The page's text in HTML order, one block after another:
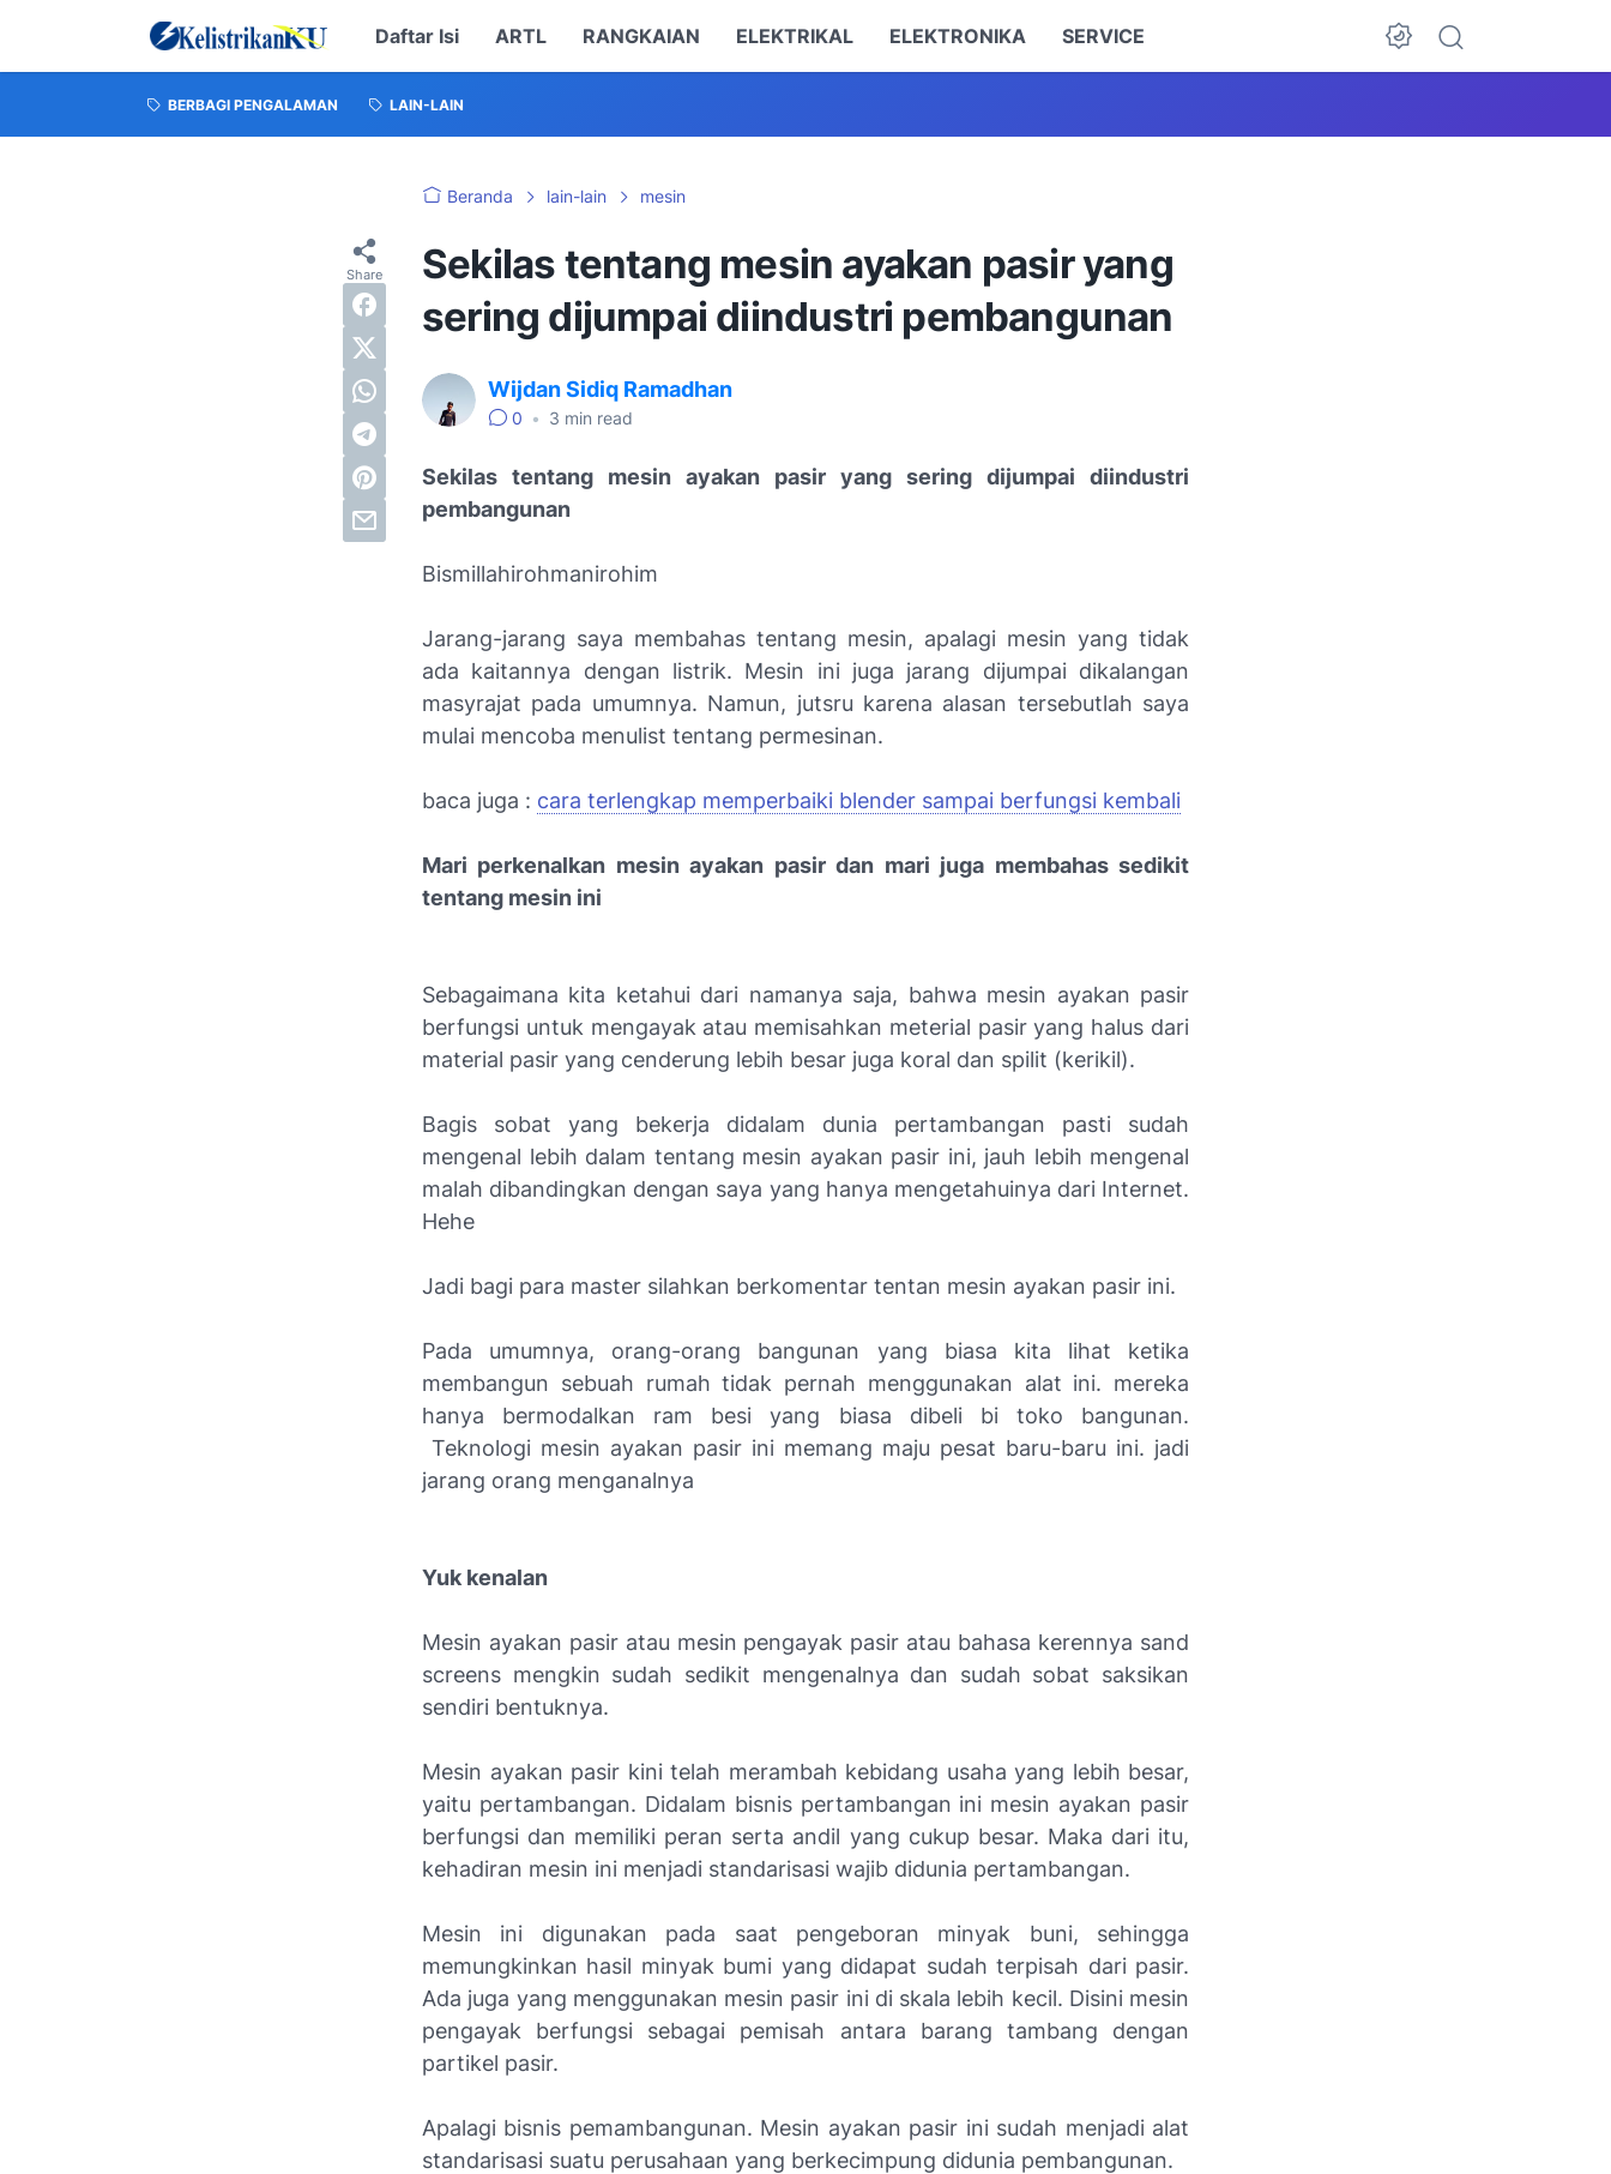
Daftar Isi ARTL RANGKAIAN ELEKTRIKAL ELEKTRONIKA SERVICE
BERBAGI PENGALAMAN LAIN-LAIN
Beranda lain-lain mesin
Sekilas tentang mesin ayakan pasir yang
sering dijumpai diindustri pembangunan
Wijdan Sidiq Ramadhan
0 • 3 min read
Sekilas tentang mesin ayakan pasir yang sering dijumpai diindustri
pembangunan
Bismillahirohmanirohim
Jarang-jarang saya membahas tentang mesin, apalagi mesin yang tidak
ada kaitannya dengan listrik. Mesin ini juga jarang dijumpai dikalangan
masyrajat pada umumnya. Namun, jutsru karena alasan tersebutlah saya
mulai mencoba menulist tentang permesinan.
baca juga : cara terlengkap memperbaiki blender sampai berfungsi kembali
Mari perkenalkan mesin ayakan pasir dan mari juga membahas sedikit
tentang mesin ini
Sebagaimana kita ketahui dari namanya saja, bahwa mesin ayakan pasir
berfungsi untuk mengayak atau memisahkan meterial pasir yang halus dari
material pasir yang cenderung lebih besar juga koral dan spilit (kerikil).
Bagis sobat yang bekerja didalam dunia pertambangan pasti sudah
mengenal lebih dalam tentang mesin ayakan pasir ini, jauh lebih mengenal
malah dibandingkan dengan saya yang hanya mengetahuinya dari Internet.
Hehe
Jadi bagi para master silahkan berkomentar tentan mesin ayakan pasir ini.
Pada umumnya, orang-orang bangunan yang biasa kita lihat ketika
membangun sebuah rumah tidak pernah menggunakan alat ini. mereka
hanya bermodalkan ram besi yang biasa dibeli bi toko bangunan.
Teknologi mesin ayakan pasir ini memang maju pesat baru-baru ini. jadi
jarang orang menganalnya
Yuk kenalan
Mesin ayakan pasir atau mesin pengayak pasir atau bahasa kerennya sand
screens mengkin sudah sedikit mengenalnya dan sudah sobat saksikan
sendiri bentuknya.
Mesin ayakan pasir kini telah merambah kebidang usaha yang lebih besar,
yaitu pertambangan. Didalam bisnis pertambangan ini mesin ayakan pasir
berfungsi dan memiliki peran serta andil yang cukup besar. Maka dari itu,
kehadiran mesin ini menjadi standarisasi wajib didunia pertambangan.
Mesin ini digunakan pada saat pengeboran minyak buni, sehingga
memungkinkan hasil minyak bumi yang didapat sudah terpisah dari pasir.
Ada juga yang menggunakan mesin pasir ini di skala lebih kecil. Disini mesin
pengayak berfungsi sebagai pemisah antara barang tambang dengan
partikel pasir.
Apalagi bisnis pemambangunan. Mesin ayakan pasir ini sudah menjadi alat
standarisasi suatu perusahaan yang berkecimpung didunia pembangunan.